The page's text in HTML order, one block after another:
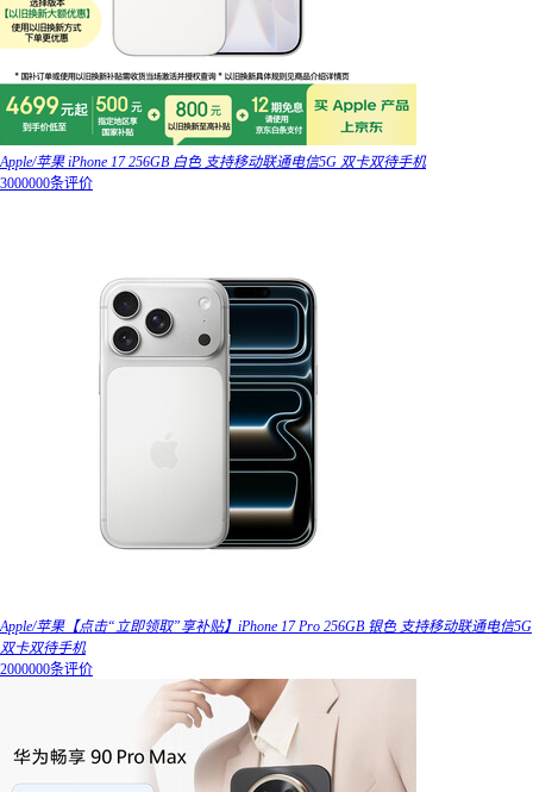
Apple/苹果 iPhone 17 256GB 白色 支持移动联通电信5G 双卡双待手机
3000000条评价
Apple/苹果【点击“立即领取”享补贴】iPhone 17 Pro 256GB 银色 支持移动联通电信5G
双卡双待手机
2000000条评价